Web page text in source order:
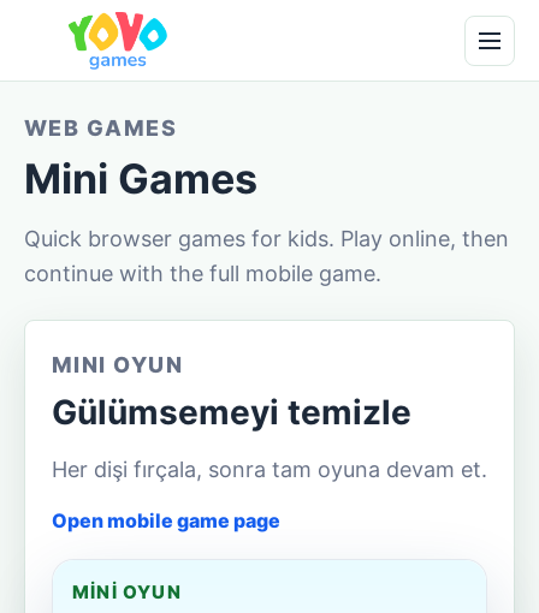
WEB GAMES
Mini Games
Quick browser games for kids. Play online, then
continue with the full mobile game.
MINI OYUN
Gülümsemeyi temizle
Her dişi fırçala, sonra tam oyuna devam et.
Open mobile game page
MINI OYUN